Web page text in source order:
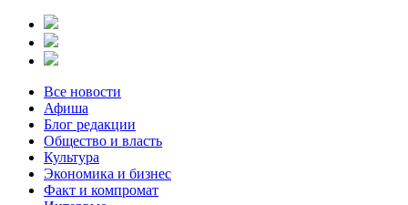
Все новости
Афиша
Блог редакции
Общество и власть
Культура
Экономика и бизнес
Факт и компромат